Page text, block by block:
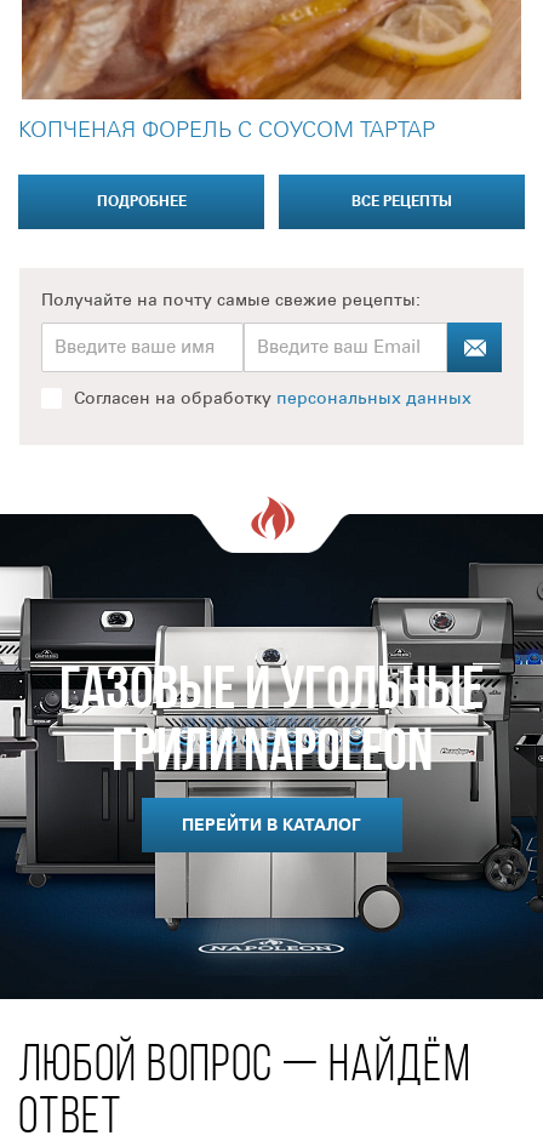
КОПЧЕНАЯ ФОРЕЛЬ С СОУСОМ ТАРТАР
ПОДРОБНЕЕ ВСЕ РЕЦЕПТЫ
Получайте на почту самые свежие рецепты:
Согласен на обработку персональных данных
Газовые и Угольные
Грили Napoleon
ПЕРЕЙТИ В КАТАЛОГ
ЛЮБОЙ ВОПРОС — НАЙДЁМ
ОТВЕТ